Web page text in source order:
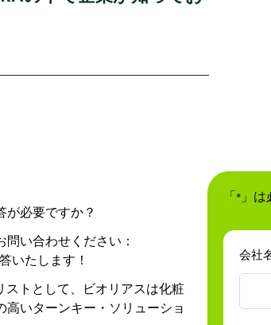
必要ですか？
い合わせください：
いたします！
ストとして、ビオリアスは化粧
いターンキー・ソリューショ
「*」は
会社